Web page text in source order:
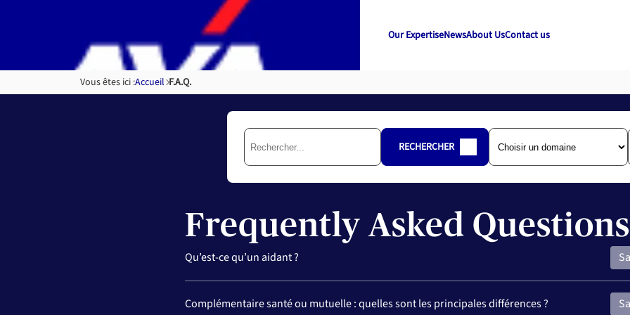
Our ExpertiseNewsAbout UsContact us
Vous êtes ici :Accueil F.A.Q.
RECHERCHER
Frequently Asked Questions
Qu’est-ce qu’un aidant ?
Quelle est la définition réglementaire d’un aidant ? Un proche aidant est défini comme étant
Complémentaire santé ou mutuelle : quelles sont les principales différences ?